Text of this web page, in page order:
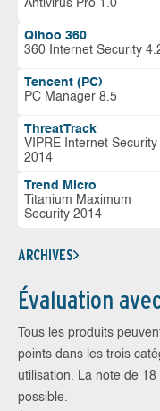
Antivirus Pro 1.0
Qihoo 360
360 Internet Security
Tencent (PC)
PC Manager 8.5
ThreatTrack
VIPRE Internet Security
2014
Trend Micro
Titanium Maximum
Security 2014
ARCHIVES
Évaluation
Tous les produits
points dans les trois
utilisation. La note de
possible.